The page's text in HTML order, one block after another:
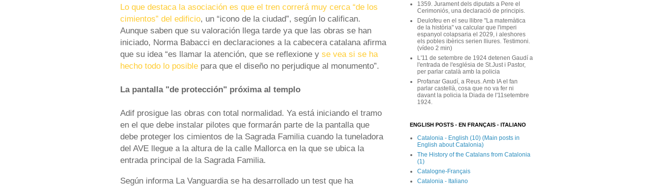
Lo que destaca la asociación es que el tren correrá muy cerca “de los
cimientos” del edificio, un “icono de la ciudad”, según lo califican.
Aunque saben que su valoración llega tarde ya que las obras se han
iniciado, Norma Babacci en declaraciones a la cabecera catalana afirma
que su idea “es llamar la atención, que se reflexione y se vea si se ha
hecho todo lo posible para que el diseño no perjudique al monumento”.
La pantalla "de protección" próxima al templo
Adif prosigue las obras con total normalidad. Ya está iniciando el tramo
en el que debe instalar pilotes que formarán parte de la pantalla que
debe proteger los cimientos de la Sagrada Familia cuando la tuneladora
del AVE llegue a la altura de la calle Mallorca en la que se ubica la
entrada principal de la Sagrada Familia.
Según informa La Vanguardia se ha desarrollado un test que ha
1359. Jurament dels diputats a Pere el
Cerimoniós, una declaració de principis.
Deulofeu en el seu llibre "La matemàtica
de la història" va calcular que l'imperi
espanyol colapsaria el 2029, i aleshores
els pobles ibèrics serien lliures. Testimoni.
(vídeo 2 min)
L'11 de setembre de 1924 detenen Gaudí a
l'entrada de l'església de St.Just i Pastor,
per parlar català amb la policia
Profanar Gaudí, a Reus. Amb IA el fan
parlar castellà, cosa que no va fer ni
davant la policia la Diada de l'11setembre
1924.
ENGLISH POSTS - EN FRANÇAIS - ITALIANO
Catalonia - English (10) (Main posts in
English about Catalonia)
The History of the Catalans from Catalonia
(1)
Catalogne-Français
Catalonia - Italiano